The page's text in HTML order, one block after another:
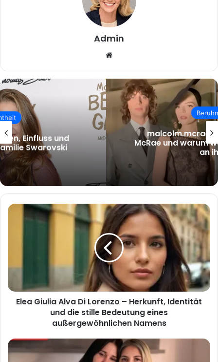
Admin
Beruhmtheit
malcolm.mcrae – Wer ist Malcolm
McRae und warum wächst das Interesse
Elea
Herkunft,
und
außergewöhnlichen
Namens
Elea Giulia Alva Di Lorenzo – Herkunft, Identität
und die stille Bedeutung eines
außergewöhnlichen Namens
Vanessa
Liberté